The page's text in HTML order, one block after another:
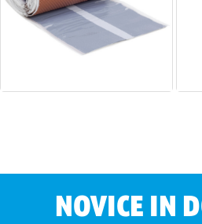
NOVICE IN